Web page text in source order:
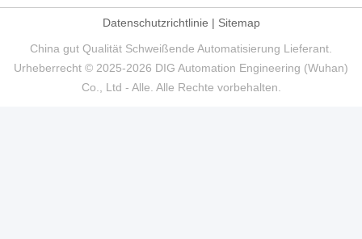
Schnelle Kontaktaufnahme
Tel.
+86-027-59323151